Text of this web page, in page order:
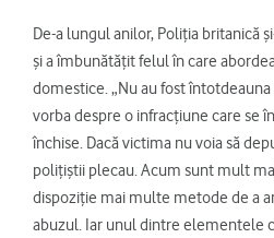
De-a lungul anilor, Poliția britanică
și a îmbunătățit felul în care
domestice. „Nu au fost
vorba despre o infracțiune care se
închise. Dacă victima nu voia să
polițiștii plecau. Acum sunt mult
dispoziție mai multe metode de a
abuzul. Iar unul dintre elementele